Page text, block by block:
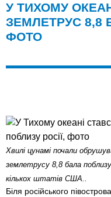
У ТИХОМУ
ЗЕМЛЕТРУС 8,8
ФОТО
Хвилі цунамі почали
землетрусу 8,8 бала
кількох штатів США..
Біля російського